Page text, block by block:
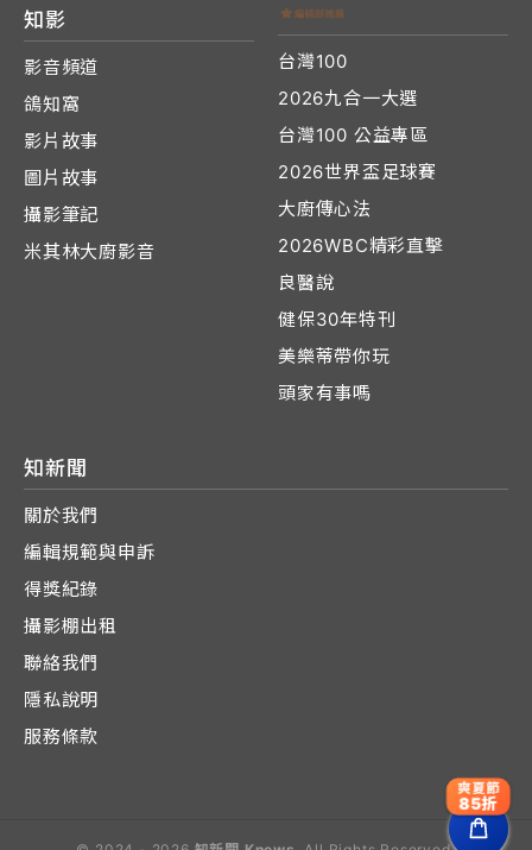
知影
影音頻道
鴿知窩
影片故事
圖片故事
攝影筆記
米其林大廚影音
台灣100
2026九合一大選
台灣100 公益專區
2026世界盃足球賽
大廚傳心法
2026WBC精彩直擊
良醫說
健保30年特刊
美樂蒂帶你玩
頭家有事嗎
知新聞
關於我們
編輯規範與申訴
得獎紀錄
攝影棚出租
聯絡我們
隱私說明
服務條款
爽夏節
85折